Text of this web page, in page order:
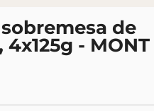
de
- MONT